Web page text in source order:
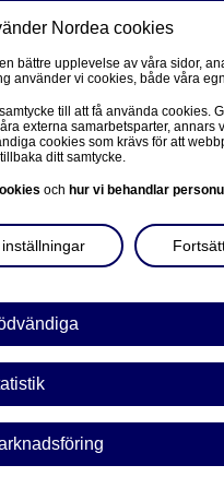
PRIVAT
Mobilt BankID
Avtal och meddelanden
Mina sidor –
Mitt bostadsköp
Vår sparrobot Nora
Ditt företag
e-Markets
Markets
kan
senast nästa bankdag.
Nordea cookies
bättre upplevelse av våra sidor,
använder vi cookies, både våra
till att få använda cookies.
externa samarbetsparter,
cookies som krävs för att
ditt samtycke.
och hur vi behandlar